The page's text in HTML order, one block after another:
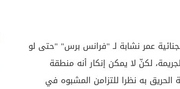
عمر نشابة لـ "فرانس برس" "حتى لو
لكنّ لا يمكن إنكار أنه منطقة
الحريق به نظرا للتزامن المشبوه في